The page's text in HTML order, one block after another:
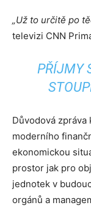
„Už to určitě po
televizi CNN
PŘÍJMY
Důvodová zpráva
moderního
ekonomickou
prostor jak pro
jednotek v
orgánů a